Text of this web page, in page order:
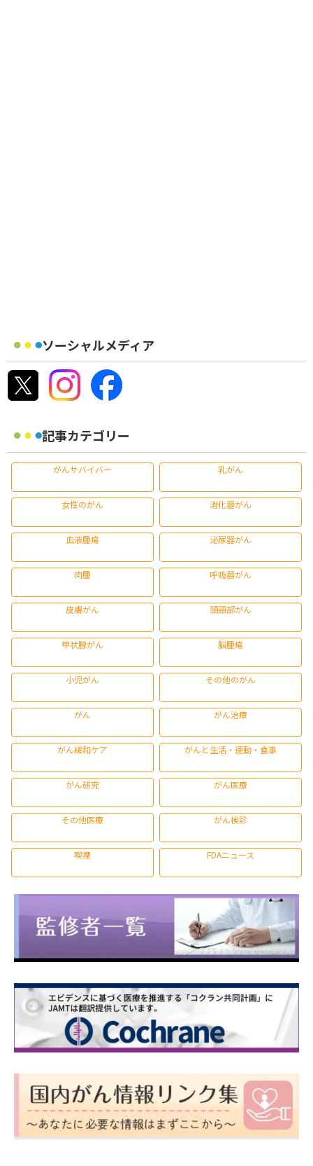
ソーシャルメディア
記事カテゴリー
がんサバイバー 乳がん
女性のがん 消化器がん
血液腫瘍 泌尿器がん
肉腫 呼吸器がん
皮膚がん 頭頸部がん
甲状腺がん 脳腫瘍
小児がん その他のがん
がん がん治療
がん緩和ケア がんと生活・運動・食事
がん研究 がん医療
その他医療 がん検診
喫煙 FDAニュース